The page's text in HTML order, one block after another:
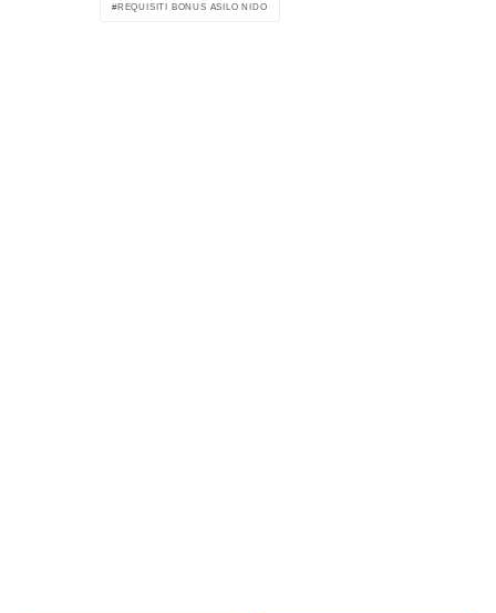
REQUISITI BONUS ASILO NIDO